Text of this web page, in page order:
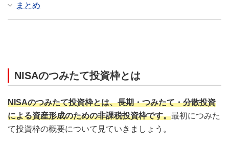
まとめ
NISAのつみたて投資枠とは
NISAのつみたて投資枠とは、長期・つみたて・分散投資
による資産形成のための非課税投資枠です。最初につみた
て投資枠の概要について見ていきましょう。